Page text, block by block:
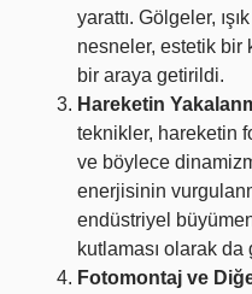
yarattı. Gölgeler,
nesneler, estetik bir
bir araya getirildi.
Hareketin
teknikler, hareketin
ve böylece
enerjisinin
endüstriyel
kutlaması olarak da
Fotomontaj ve